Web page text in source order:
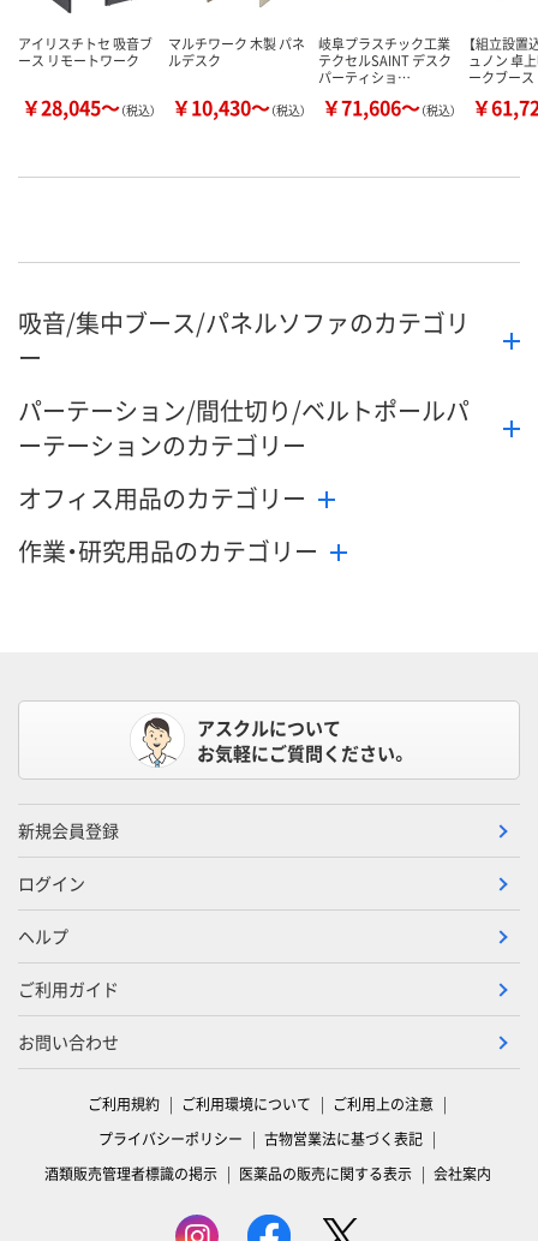
アイリスチトセ 吸音ブ
ース リモートワーク
￥28,045～（税込）
マルチワーク 木製 パネ
ルデスク
￥10,430～（税込）
岐阜プラスチック工業
テクセルSAINT デスク
パーティショ…
￥71,606～（税込）
【組立設置
ュノン 卓
ークブー
￥
吸音/集中ブース/パネルソファのカテゴリ
ー
パーテーション/間仕切り/ベルトポールパ
ーテーションのカテゴリー
オフィス用品のカテゴリー
作業・研究用品のカテゴリー
アスクルについて
お気軽にご質問ください。
新規会員登録
ログイン
ヘルプ
ご利用ガイド
お問い合わせ
ご利用規約 ご利用環境について
ご利用上の注意
プライバシーポリシー
古物営業法に基づく表記
酒類販売管理者標識の掲示
医薬品の販売に関する表示 会社案内